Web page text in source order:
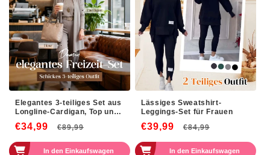
Elegantes 3-teiliges Set aus
Longline-Cardigan, Top und
Hose
€34,99
Normaler
Preis
€89,99 Verkaufspreis
In den Einkaufswagen
Lässiges Sweatshirt-
Leggings-Set für Frauen
€39,99
Normaler
Preis
€84,99
In den Einkaufswagen